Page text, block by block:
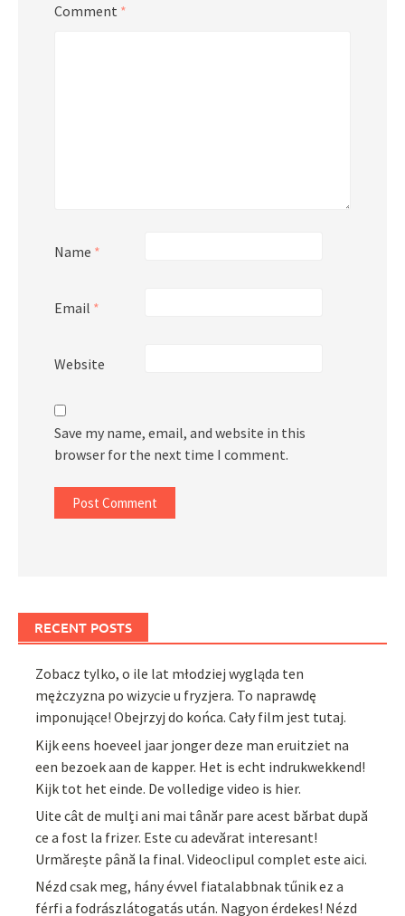
Comment *
Name *
Email *
Website
Save my name, email, and website in this
browser for the next time I comment.
RECENT POSTS
Zobacz tylko, o ile lat młodziej wygląda ten
mężczyzna po wizycie u fryzjera. To naprawdę
imponujące! Obejrzyj do końca. Cały film jest tutaj.
Kijk eens hoeveel jaar jonger deze man eruitziet na
een bezoek aan de kapper. Het is echt indrukwekkend!
Kijk tot het einde. De volledige video is hier.
Uite cât de mulți ani mai tânăr pare acest bărbat după
ce a fost la frizer. Este cu adevărat interesant!
Urmărește până la final. Videoclipul complet este aici.
Nézd csak meg, hány évvel fiatalabbnak tűnik ez a
férfi a fodrászlátogatás után. Nagyon érdekes! Nézd